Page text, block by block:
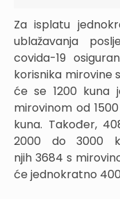
Za isplatu
ublažavanja
covida-19
korisnika mirovine
će se 1200 kuna
mirovinom od
kuna. Također,
2000 do 3000
njih 3684 s
će jednokratno